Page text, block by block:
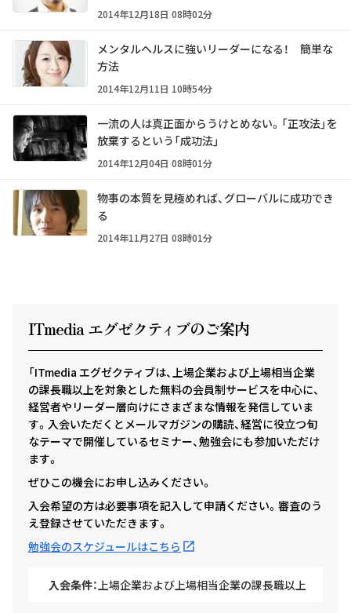
2014年12月18日 08時02分
メンタルヘルスに強いリーダーになる！ 簡単な
方法
2014年12月11日 10時54分
一流の人は真正面からうけとめない。「正攻法」を
放棄するという「成功法」
2014年12月04日 08時01分
物事の本質を見極めれば、グローバルに成功でき
る
2014年11月27日 08時01分
ITmedia エグゼクティ ブのご案内
「ITmedia エグゼクティブは、上場企業および上場相当企業
の課長職以上を対象とした無料の会員制サービスを中心に、
経営者やリーダー層向けにさまざまな情報を発信していま
す。入会いただくとメールマガジンの購読、経営に役立つ旬
なテーマで開催しているセミナー、勉強会にも参加いただけ
ます。
ぜひこの機会にお申し込みください。
入会希望の方は必要事項を記入して申請ください。審査のう
え登録させていただきます。
勉強会のスケジュールはこちら
入会条件： 上場企業および上場相当企業の課長職以上